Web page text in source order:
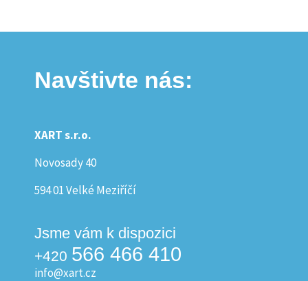
Navštivte nás:
XART s.r.o.
Novosady 40
594 01 Velké Meziříčí
Jsme vám k dispozici
+420 566 466 410
info@xart.cz